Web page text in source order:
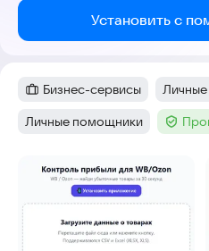
Установить с
Категория :
Бизнес-сервисы Тег:
Тег:
Личные помощники Тег :
Скриншоты